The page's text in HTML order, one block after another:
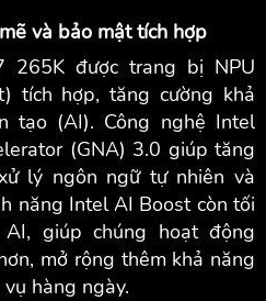
và bảo mật tích hợp
265K được trang bị NPU
tích hợp, tăng cường khả
tạo (AI). Công nghệ Intel
(GNA) 3.0 giúp tăng
lý ngôn ngữ tự nhiên và
năng Intel AI Boost còn tối
giúp chúng hoạt động
mở rộng thêm khả năng
hàng ngày.